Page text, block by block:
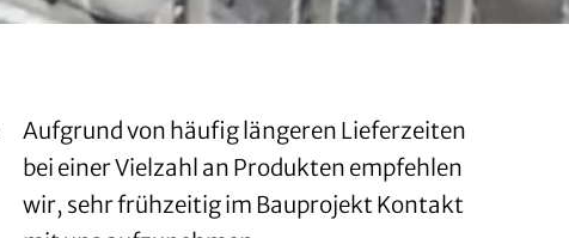
Aufgrund von häufig längeren Lieferzeiten
bei einer Vielzahl an Produkten empfehlen
wir, sehr frühzeitig im Bauprojekt Kontakt